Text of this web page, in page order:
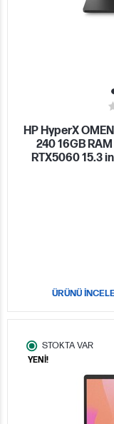
HP HyperX
240 16GB
RTX5060 15.3
ÜRÜNÜ
STOKTA VAR
YENİ!